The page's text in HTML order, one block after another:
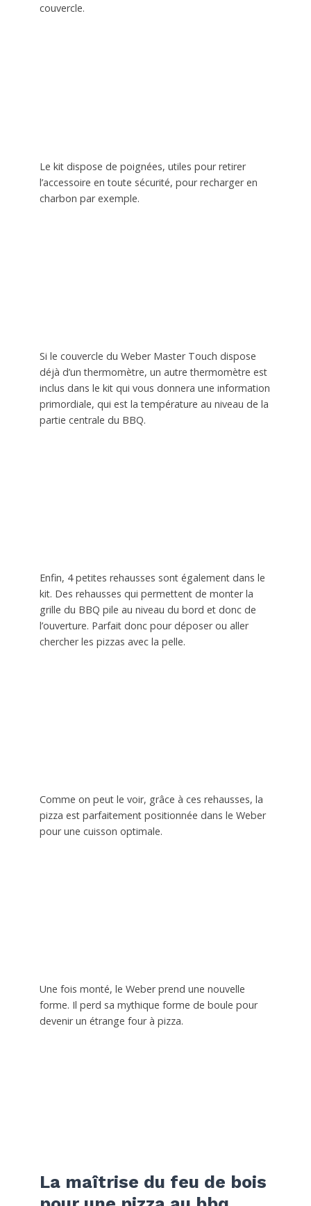
couvercle.
Le kit dispose de poignées, utiles pour retirer
l’accessoire en toute sécurité, pour recharger en
charbon par exemple.
Si le couvercle du Weber Master Touch dispose
déjà d’un thermomètre, un autre thermomètre est
inclus dans le kit qui vous donnera une information
primordiale, qui est la température au niveau de la
partie centrale du BBQ.
Enfin, 4 petites rehausses sont également dans le
kit. Des rehausses qui permettent de monter la
grille du BBQ pile au niveau du bord et donc de
l’ouverture. Parfait donc pour déposer ou aller
chercher les pizzas avec la pelle.
Comme on peut le voir, grâce à ces rehausses, la
pizza est parfaitement positionnée dans le Weber
pour une cuisson optimale.
Une fois monté, le Weber prend une nouvelle
forme. Il perd sa mythique forme de boule pour
devenir un étrange four à pizza.
La maîtrise du feu de bois